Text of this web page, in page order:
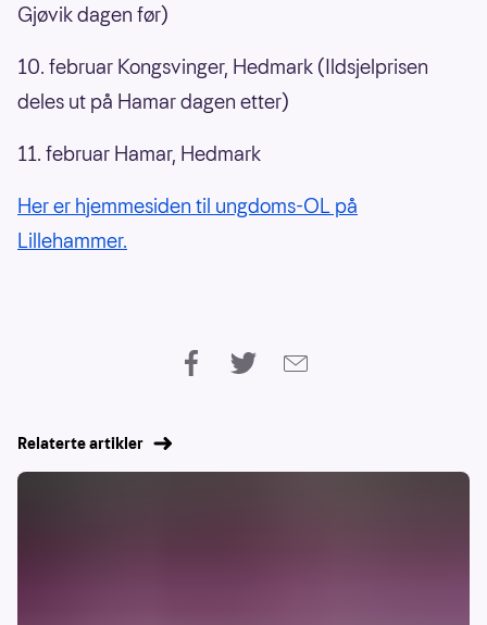
Gjøvik dagen før)
10. februar Kongsvinger, Hedmark (Ildsjelprisen
deles ut på Hamar dagen etter)
11. februar Hamar, Hedmark
Her er hjemmesiden til ungdoms-OL på
Lillehammer.
Relaterte artikler